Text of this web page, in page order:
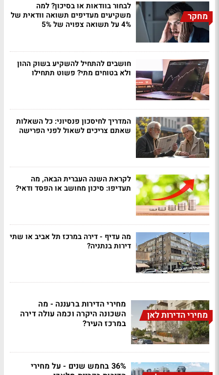
מחקר
לבחור בוודאות או בסיכון? למה
משקיעים מעדיפים תשואה וודאית של
4% על תשואה צפויה של 5%
חושבים להתחיל להשקיע בשוק ההון
ולא בטוחים מתי? פשוט תתחילו
המדריך לחיסכון פנסיוני: כל השאלות
שאתם צריכים לשאול לפני הפרישה
לקראת השנה העברית הבאה, מה
תעדיפו: סיכון מחושב או הפסד ודאי?
מה עדיף - דירה במרכז תל אביב או שתי
דירות בנתניה?
מחירי הדירות לאן
מחירי הדירות ברעננה - מה
השכונה היקרה וכמה עולה דירה
במרכז העיר?
36% בחמש שנים - על מחירי